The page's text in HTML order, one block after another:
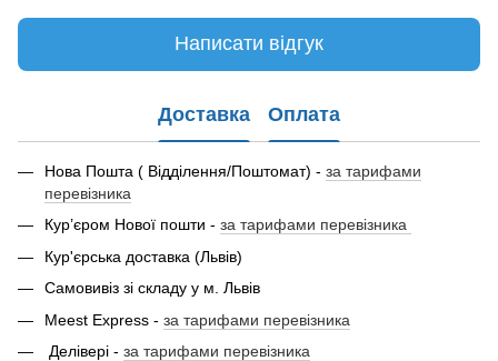
Написати відгук
Доставка Оплата
Нова Пошта ( Відділення/Поштомат) - за тарифами
перевізника
Кур’єром Нової пошти - за тарифами перевізника
Кур'єрська доставка (Львів)
Самовивіз зі складу у м. Львів
Meest Express - за тарифами перевізника
Делівері - за тарифами перевізника